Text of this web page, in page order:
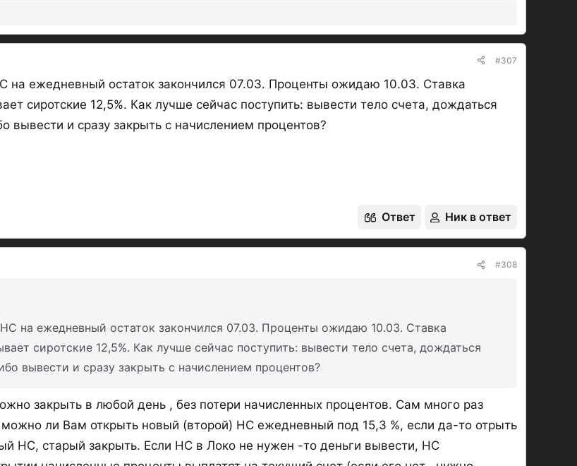
к
ц
и
Hello5World,ivan7иlarus
#307
на ежедневный остаток закончился 07.03. Проценты ожидаю 10.03. Ставка
сиротские 12,5%. Как лучше сейчас поступить: вывести тело счета, дождаться
вывести и сразу закрыть с начислением процентов?
Ответ Ник в ответ
#308
на ежедневный остаток закончился 07.03. Проценты ожидаю 10.03. Ставка
сиротские 12,5%. Как лучше сейчас поступить: вывести тело счета, дождаться
вывести и сразу закрыть с начислением процентов?
закрыть в любой день , без потери начисленных процентов. Сам много раз
ли Вам открыть новый (второй) НС ежедневный под 15,3 %, если да-то отрыть
НС, старый закрыть. Если НС в Локо не нужен -то деньги вывести, НС